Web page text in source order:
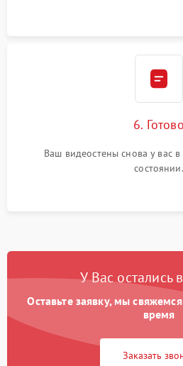
6. Готово
Ваш видеостены снова у вас
состоянии.
У Вас остались
Оставьте заявку, мы
время
Заказать